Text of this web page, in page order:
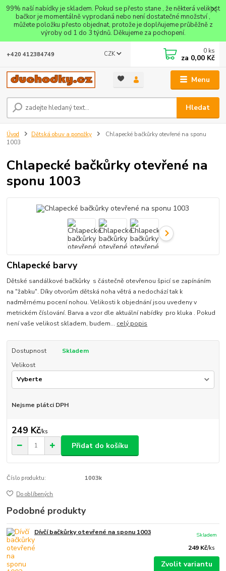
99% naší nabídky je skladem. Pokud se přesto stane , že některá velikost
bačkor je momentálně vyprodaná nebo není dostatečné množství ,
můžete položku přesto objednat, protože je doplňujeme průběžně z
výroby od 1 do 3 týdnů. Děkujeme za pochopení.
Menu
CZK
Hledat
+420 412384749 0 ks
za 0,00 Kč
Úvod Dětská obuv a ponožky
Chlapecké bačkůrky otevřené na sponu
1003
Chlapecké bačkůrky otevřené na
sponu 1003
Chlapecké barvy
Dětské sandálkové bačkůrky s částečně otevřenou špicí se zapínáním
na "žabku". Díky otvorům dětská noha větrá a nedochází tak k
nadměrnému pocení nohou. Velikosti k objednání jsou uvedeny v
metrickém číslování. Barva a vzor dle aktuální nabídky pro kluka . Pokud
není vaše velikost skladem, budem... celý popis
Dostupnost
Skladem
Velikost
Nejsme plátci DPH
249 Kč/ks
Přidat do košíku
Číslo produktu: 1003k
Do oblíbených
Podobné produkty
Dívčí bačkůrky otevřené na sponu 1003
249 Kč/ks
Skladem
Zvolit variantu